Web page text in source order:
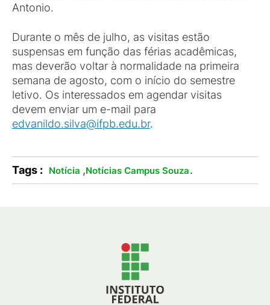
Antonio.
Durante o mês de julho, as visitas estão
suspensas em função das férias acadêmicas,
mas deverão voltar à normalidade na primeira
semana de agosto, com o início do semestre
letivo. Os interessados em agendar visitas
devem enviar um e-mail para
edvanildo.silva@ifpb.edu.br.
Tags : Notícia ,Notícias Campus Souza.